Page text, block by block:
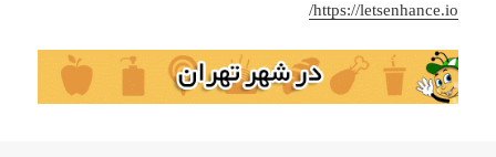
https://letsenhance.io/